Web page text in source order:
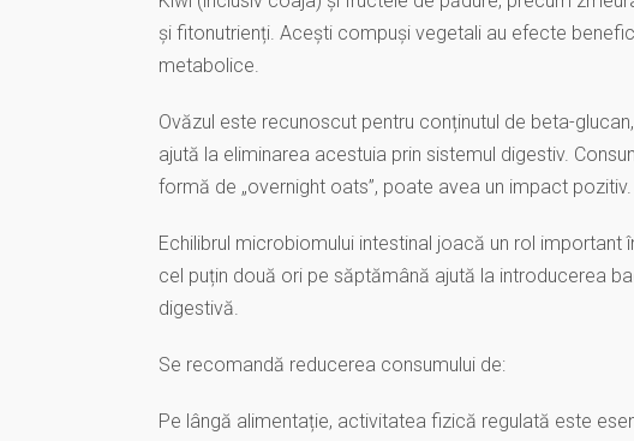
și fitonutrienți. Acești compuși vegetali au efecte
metabolice.
Ovăzul este recunoscut pentru conținutul de beta-
ajută la eliminarea acestuia prin sistemul digestiv.
formă de „overnight oats”, poate avea un impact pozitiv.
Echilibrul microbiomului intestinal joacă un rol
cel puțin două ori pe săptămână ajută la introducerea
digestivă.
Se recomandă reducerea consumului de:
Pe lângă alimentație, activitatea fizică regulată este